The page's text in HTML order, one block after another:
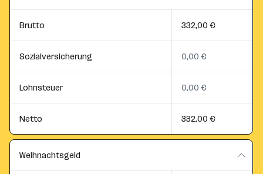
Brutto 332,00 €
Sozialversicherung 0,00 €
Lohnsteuer 0,00 €
Netto 332,00 €
Weihnachtsgeld